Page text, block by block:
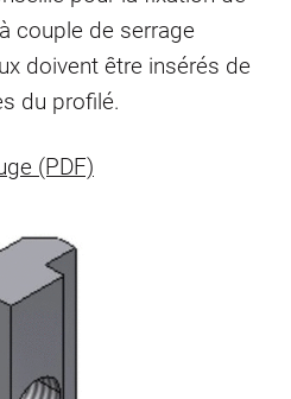
à filet
couple de serrage
doivent être insérés de
du profilé.
(PDF)